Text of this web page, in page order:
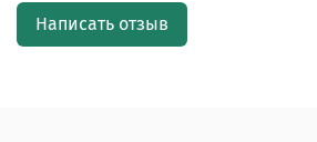
Написать отзыв